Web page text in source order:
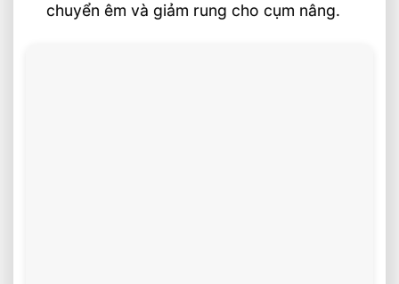
chuyển êm và giảm rung cho cụm nâng.